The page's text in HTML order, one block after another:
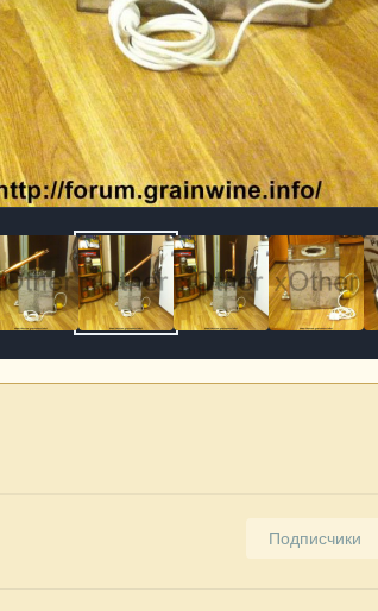
Подписчики